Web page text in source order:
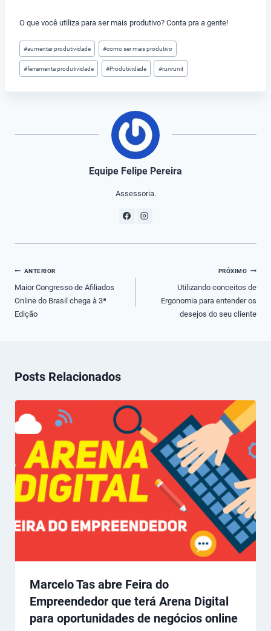
O que você utiliza para ser mais produtivo? Conta pra a gente!
Tags
do
Post:
#aumentar produtividade #como ser mais produtivo
#ferramenta produtividade #Produtividade #runrunit
Equipe Felipe Pereira
Assessoria.
Navegação
de
Post
ANTERIOR
Maior Congresso de Afiliados
Online do Brasil chega à 3ª
Edição
PRÓXIMO
Utilizando conceitos de
Ergonomia para entender os
desejos do seu cliente
Posts Relacionados
Marcelo Tas abre Feira do
Empreendedor que terá Arena Digital
para oportunidades de negócios online